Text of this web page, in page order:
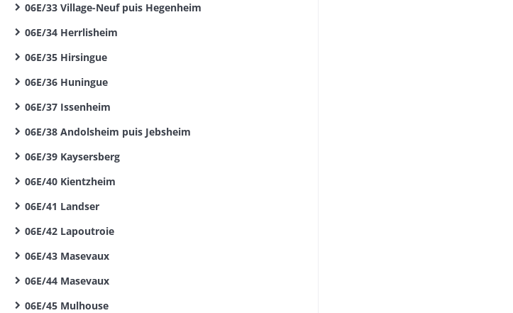
06E/33 Village-Neuf puis Hegenheim
06E/34 Herrlisheim
06E/35 Hirsingue
06E/36 Huningue
06E/37 Issenheim
06E/38 Andolsheim puis Jebsheim
06E/39 Kaysersberg
06E/40 Kientzheim
06E/41 Landser
06E/42 Lapoutroie
06E/43 Masevaux
06E/44 Masevaux
06E/45 Mulhouse